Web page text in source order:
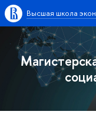
Высшая школа